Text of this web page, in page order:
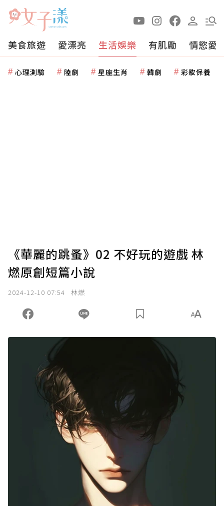
美食旅遊 愛漂亮 生活娛樂 有肌勵 情慾愛
心理測驗 陸劇 星座生肖 韓劇 彩妝保養
《華麗的跳蚤》02 不好玩的遊戲 林
燃原創短篇小說
2024-12-10 07:54 林燃